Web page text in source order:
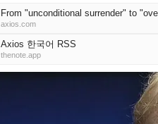
From "unconditional surrender" to
axios.com
Axios 한국어 RSS
thenote.app